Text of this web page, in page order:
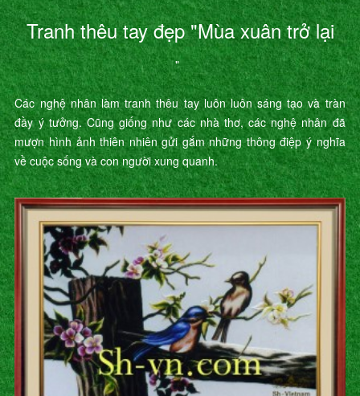
Tranh thêu tay đẹp "Mùa xuân trở lại
"
Các nghệ nhân làm tranh thêu tay luôn luôn sáng tạo và tràn
đầy ý tưởng. Cũng giống như các nhà thơ, các nghệ nhân đã
mượn hình ảnh thiên nhiên gửi gắm những thông điệp ý nghĩa
về cuộc sống và con người xung quanh.